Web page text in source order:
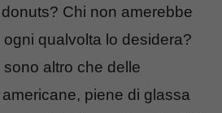
Chi non amerebbe
qualvolta lo desidera?
sono altro che delle
piene di glassa